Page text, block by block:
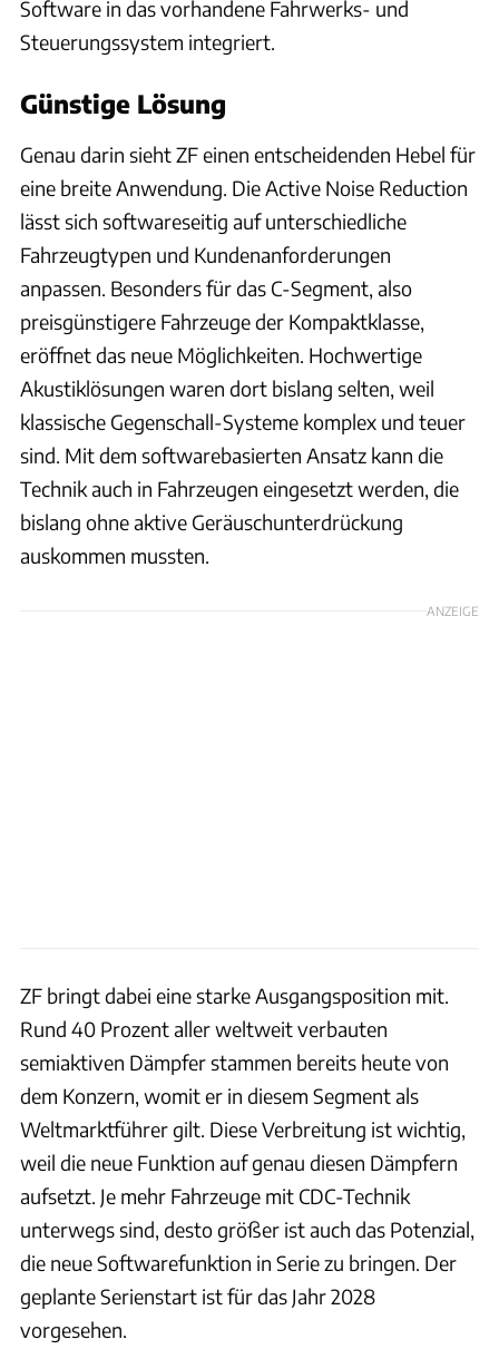
Software in das vorhandene Fahrwerks- und
Steuerungssystem integriert.
Günstige Lösung
Genau darin sieht ZF einen entscheidenden Hebel für
eine breite Anwendung. Die Active Noise Reduction
lässt sich softwareseitig auf unterschiedliche
Fahrzeugtypen und Kundenanforderungen
anpassen. Besonders für das C-Segment, also
preisgünstigere Fahrzeuge der Kompaktklasse,
eröffnet das neue Möglichkeiten. Hochwertige
Akustiklösungen waren dort bislang selten, weil
klassische Gegenschall-Systeme komplex und teuer
sind. Mit dem softwarebasierten Ansatz kann die
Technik auch in Fahrzeugen eingesetzt werden, die
bislang ohne aktive Geräuschunterdrückung
auskommen mussten.
ANZEIGE
ZF bringt dabei eine starke Ausgangsposition mit.
Rund 40 Prozent aller weltweit verbauten
semiaktiven Dämpfer stammen bereits heute von
dem Konzern, womit er in diesem Segment als
Weltmarktführer gilt. Diese Verbreitung ist wichtig,
weil die neue Funktion auf genau diesen Dämpfern
aufsetzt. Je mehr Fahrzeuge mit CDC-Technik
unterwegs sind, desto größer ist auch das Potenzial,
die neue Softwarefunktion in Serie zu bringen. Der
geplante Serienstart ist für das Jahr 2028
vorgesehen.